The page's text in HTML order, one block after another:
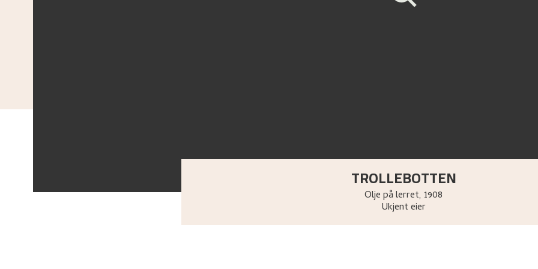
TROLLEBOTTEN
Olje på lerret, 1908
Ukjent eier